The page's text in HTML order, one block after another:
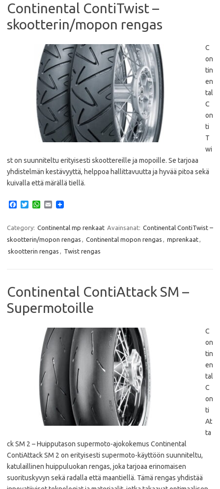
Continental ContiTwist –
skootterin/mopon rengas
C
on
tin
en
tal
C
on
ti
T
wi
st on suunniteltu erityisesti skoottereille ja mopoille. Se tarjoaa
yhdistelmän kestävyyttä, helppoa hallittavuutta ja hyvää pitoa sekä
kuivalla että märällä tiellä.
e
o
o
T
t
e
r
W
t
A
p
E
i
Category: Continental mp renkaat Avainsanat: Continental ContiTwist –
skootterin/mopon rengas , Continental mopon rengas , mprenkaat,
skootterin rengas , Twist rengas
Continental ContiAttack SM –
Supermotoille
C
on
tin
en
tal
C
on
ti
At
ta
ck SM 2 – Huipputason supermoto-ajokokemus Continental
ContiAttack SM 2 on erityisesti supermoto-käyttöön suunniteltu,
katulaillinen huippuluokan rengas, joka tarjoaa erinomaisen
suorituskyvyn sekä radalla että maantiellä. Tämä rengas yhdistää